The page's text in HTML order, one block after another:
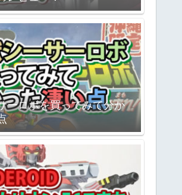
ーロボを買ってみて分か